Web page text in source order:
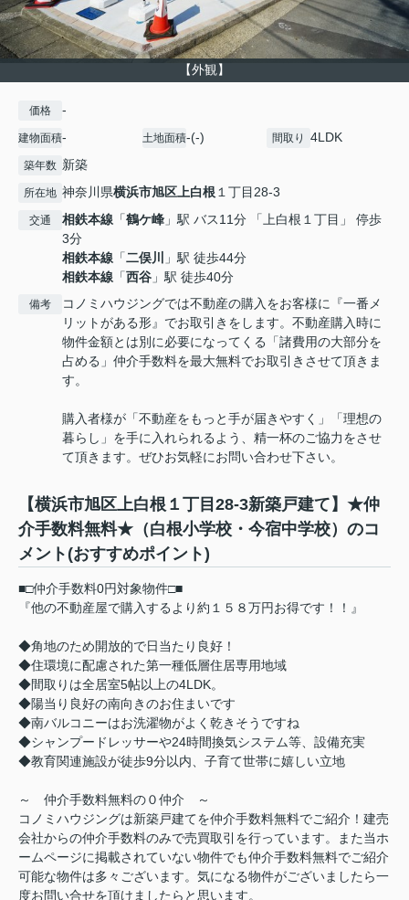
【外観】
価格 -
建物面積- 土地面積-(-) 間取り 4LDK
築年数 新築
所在地 神奈川県横浜市旭区上白根１丁目28-3
交通 相鉄本線 「鶴ケ峰 」駅 バス11分 「上白根１丁目」 停歩
3分
相鉄本線 「二俣川
」駅 徒歩44分
相鉄本線 「西谷 」駅 徒歩40分
備考
コノミハウジングでは不動産の購入をお客様に『一番メ
リットがある形』でお取引きをします。不動産購入時に
物件金額とは別に必要になってくる「諸費用の大部分を
占める」仲介手数料を最大無料でお取引きさせて頂きま
す。
購入者様が「不動産をもっと手が届きやすく」「理想の
暮らし」を手に入れられるよう、精一杯のご協力をさせ
て頂きます。ぜひお気軽にお問い合わせ下さい。
【横浜市旭区上白根１丁目28-3新築戸建て】★仲
介手数料無料★（白根小学校・今宿中学校）のコ
メント(おすすめポイント)
■□仲介手数料0円対象物件□■
『他の不動産屋で購入するより約１５８万円お得です！！』
◆角地のため開放的で日当たり良好！
◆住環境に配慮された第一種低層住居専用地域
◆間取りは全居室5帖以上の4LDK。
◆陽当り良好の南向きのお住まいです
◆南バルコニーはお洗濯物がよく乾きそうですね
◆シャンプードレッサーや24時間換気システム等、設備充実
◆教育関連施設が徒歩9分以内、子育て世帯に嬉しい立地
～ 仲介手数料無料の０仲介 ～
コノミハウジングは新築戸建てを仲介手数料無料でご紹介！建売
会社からの仲介手数料のみで売買取引を行っています。また当ホ
ームページに掲載されていない物件でも仲介手数料無料でご紹介
可能な物件は多々ございます。気になる物件がございましたら一
度お問い合せを頂けましたらと思います。